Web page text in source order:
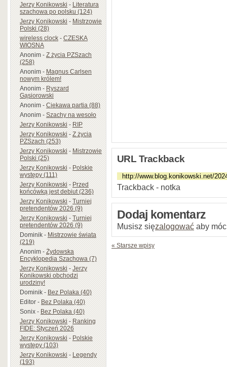
Jerzy Konikowski-Literatura
szachowa po polsku (124)
Jerzy Konikowski-Mistrzowie
Polski (28)
wireless clock-CZESKA
WIOSNA
Anonim-Z życia PZSzach
(258)
Anonim-Magnus Carlsen
nowym królem!
Anonim-Ryszard
Gąsiorowski
Anonim-Ciekawa partia (88)
Anonim-Szachy na wesoło
Jerzy Konikowski-RIP
Jerzy Konikowski-Z życia
PZSzach (253)
Jerzy Konikowski-Mistrzowie
Polski (25)
Jerzy Konikowski-Polskie
występy (111)
Jerzy Konikowski-Przed
końcówką jest debiut (236)
Jerzy Konikowski-Turniej
pretendentów 2026 (9)
Jerzy Konikowski-Turniej
pretendentów 2026 (9)
Dominik-Mistrzowie świata
(219)
Anonim-Żydowska
Encyklopedia Szachowa (7)
Jerzy Konikowski-Jerzy
Konikowski obchodzi
urodziny!
Dominik-Bez Polaka (40)
Editor-Bez Polaka (40)
Sonix-Bez Polaka (40)
Jerzy Konikowski-Ranking
FIDE: Styczeń 2026
Jerzy Konikowski-Polskie
występy (103)
Jerzy Konikowski-Legendy
(193)
URL Trackback
Trackback - notka
Dodaj komentarz
Musisz sięzalogować aby
« Starsze wpisy